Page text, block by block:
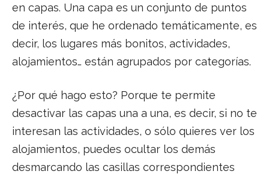
en capas. Una capa es un conjunto de puntos
de interés, que he ordenado temáticamente, es
decir, los lugares más bonitos, actividades,
alojamientos… están agrupados por categorías.
¿Por qué hago esto? Porque te permite
desactivar las capas una a una, es decir, si no te
interesan las actividades, o sólo quieres ver los
alojamientos, puedes ocultar los demás
desmarcando las casillas correspondientes